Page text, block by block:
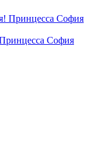
София